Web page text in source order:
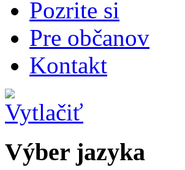
Pozrite si
Pre občanov
Kontakt
Výber jazyka